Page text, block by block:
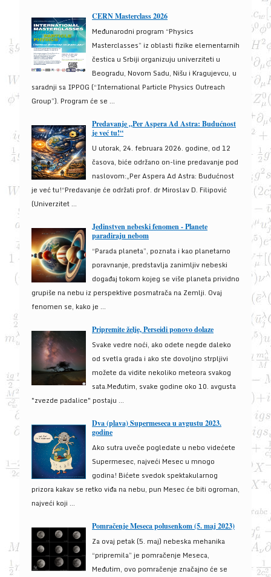
CERN Masterclass 2026
Međunarodni program “Physics
Masterclasses” iz oblasti fizike elementarnih
čestica u Srbiji organizuju univerziteti u
Beogradu, Novom Sadu, Nišu i Kragujevcu, u
saradnji sa IPPOG (“International Particle Physics Outreach
Group”). Program će se ...
Predavanje „Per Aspera Ad Astra: Budućnost
je već tu!“
U utorak, 24. februara 2026. godine, od 12
časova, biće održano on-line predavanje pod
naslovom:„Per Aspera Ad Astra: Budućnost
je već tu!“Predavanje će održati prof. dr Miroslav D. Filipović
(Univerzitet ...
Jedinstven nebeski fenomen - Planete
paradiraju nebom
“Parada planeta”, poznata i kao planetarno
poravnanje, predstavlja zanimljiv nebeski
događaj tokom kojeg se više planeta prividno
grupiše na nebu iz perspektive posmatrača na Zemlji. Ovaj
fenomen se, kako je ...
Pripremite želje, Perseidi ponovo dolaze
Svake vedre noći, ako odete negde daleko
od svetla grada i ako ste dovoljno strpljivi
možete da vidite nekoliko meteora svakog
sata.Međutim, svake godine oko 10. avgusta
"zvezde padalice" postaju ...
Dva (plava) Supermeseca u avgustu 2023.
godine
Ako sutra uveče pogledate u nebo videćete
Supermesec, najveći Mesec u mnogo
godina! Bićete svedok spektakularnog
prizora kakav se retko viđa na nebu, pun Mesec će biti ogroman,
najveći koji ...
Pomračenje Meseca polusenkom (5. maj 2023)
Za ovaj petak (5. maj) nebeska mehanika
“pripremila” je pomračenje Meseca,
Međutim, ovo pomračenje značajno će se